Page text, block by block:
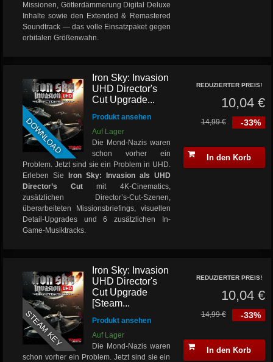
Missionen, Götterdämmerung Digital Deluxe
Inhalte sowie den Extended & Remastered
Soundtrack — das volle Einsatzpaket gegen
orbitalen Größenwahn.
DOWNLOAD
Iron Sky: Invasion
UHD Director's
Cut Upgrade...
Produkt ansehen
Auf Lager
Die Mond-Nazis waren
schon vorher ein
Problem. Jetzt sind sie ein Problem in UHD.
Erleben Sie
Iron Sky: Invasion als UHD
Director’s Cut mit 4K-Cinematics,
zusätzlichen Director’s-Cut-Szenen,
überarbeiteten Missionsbriefings, visuellen
Detail-Upgrades und 6 zusätzlichen In-
Game-Musiktracks.
REDUZIERTER PREIS!
10,04 €
-33%
14,99 €
In den Korb
STEAM KEY
Iron Sky: Invasion
UHD Director's
Cut Upgrade
[Steam...
Produkt ansehen
Auf Lager
Die Mond-Nazis waren
schon vorher ein Problem. Jetzt sind sie ein
REDUZIERTER PREIS!
10,04 €
-33%
14,99 €
In den Korb